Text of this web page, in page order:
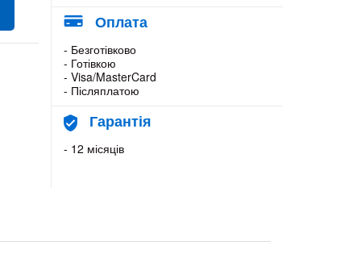
Оплата
- Безготівково
- Готівкою
- Visa/MasterCard
- Післяплатою
Гарантія
- 12 місяців